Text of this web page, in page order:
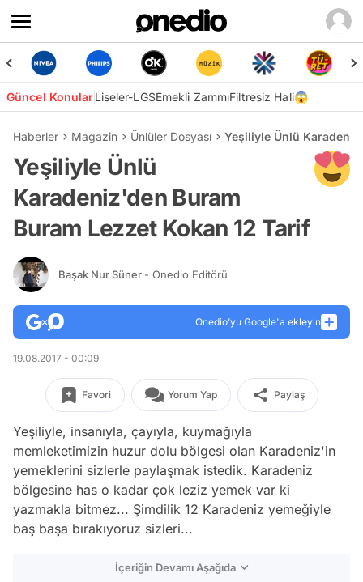
Güncel KonularLiseler-LGSEmekli ZammıFiltresiz Hali😱
Haberler Magazin Ünlüler Dosyası Yeşiliyle Ünlü
Yeşiliyle Ünlü
Karadeniz'den Buram
Buram Lezzet Kokan 12 Tarif
Başak Nur Süner - Onedio Editörü
Onedio’yu Google'a ekleyin
19.08.2017 - 00:09
Favori Yorum Yap Paylaş
Yeşiliyle, insanıyla, çayıyla, kuymağıyla
memleketimizin huzur dolu bölgesi olan Karadeniz'in
yemeklerini sizlerle paylaşmak istedik. Karadeniz
bölgesine has o kadar çok leziz yemek var ki
yazmakla bitmez... Şimdilik 12 Karadeniz yemeğiyle
baş başa bırakıyoruz sizleri...
İçeriğin Devamı Aşağıda